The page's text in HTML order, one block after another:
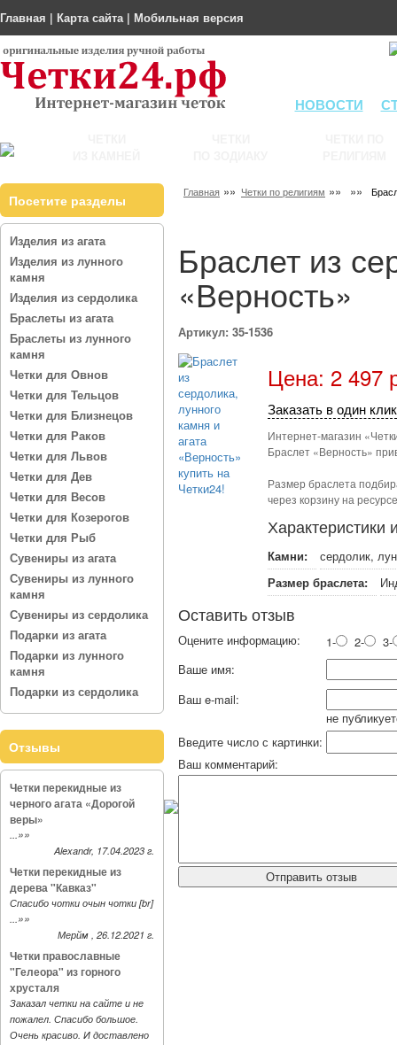
Главная | Карта сайта| Мобильная версия
НОВОСТИ
Посетите разделы
Изделия из агата
Изделия из лунного
камня
Изделия из сердолика
Браслеты из агата
Браслеты из лунного
камня
Четки для Овнов
Четки для Тельцов
Четки для Близнецов
Четки для Раков
Четки для Львов
Четки для Дев
Четки для Весов
Четки для Козерогов
Четки для Рыб
Сувениры из агата
Сувениры из лунного
камня
Сувениры из сердолика
Подарки из агата
Подарки из лунного
камня
Подарки из сердолика
Отзывы
Четки перекидные из
черного агата «Дорогой
веры»
...»»
Alexandr, 17.04.2023 г.
Четки перекидные из
дерева "Кавказ"
Спасибо чотки очын чотки [br]
...»»
Мерйм , 26.12.2021 г.
Четки православные
"Гелеора" из горного
хрусталя
Заказал четки на сайте и не
пожалел. Спасибо большое.
Очень красиво. И доставлено
Главная »» Четки по религиям »» »»
Браслет из
«Верность»
Артикул: 35-1536
Цена: 2 497
Заказать в один клик
Интернет-магазин
Браслет «Верность»
Размер браслета
через корзину на
Характеристики
Камни:
сердолик,
Размер браслета:
Оставить отзыв
Оцените информацию: 1- 2-
3-
Ваше имя:
Ваш e-mail:
не
Введите число с картинки:
Ваш комментарий: